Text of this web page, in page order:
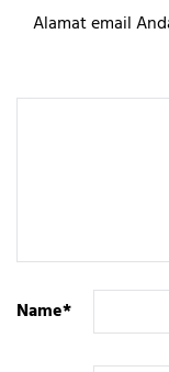
Alamat email
Name*